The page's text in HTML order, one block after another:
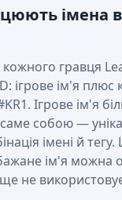
імена
кожного гравця
ігрове ім'я плюс
Ігрове ім'я
собою —
імені й
ім'я можна
не